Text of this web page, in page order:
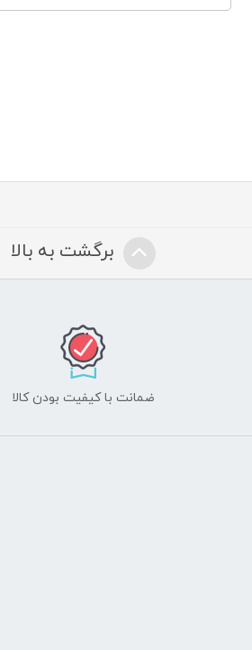
برگشت به بالا
ضمانت با کیفیت بودن کالا